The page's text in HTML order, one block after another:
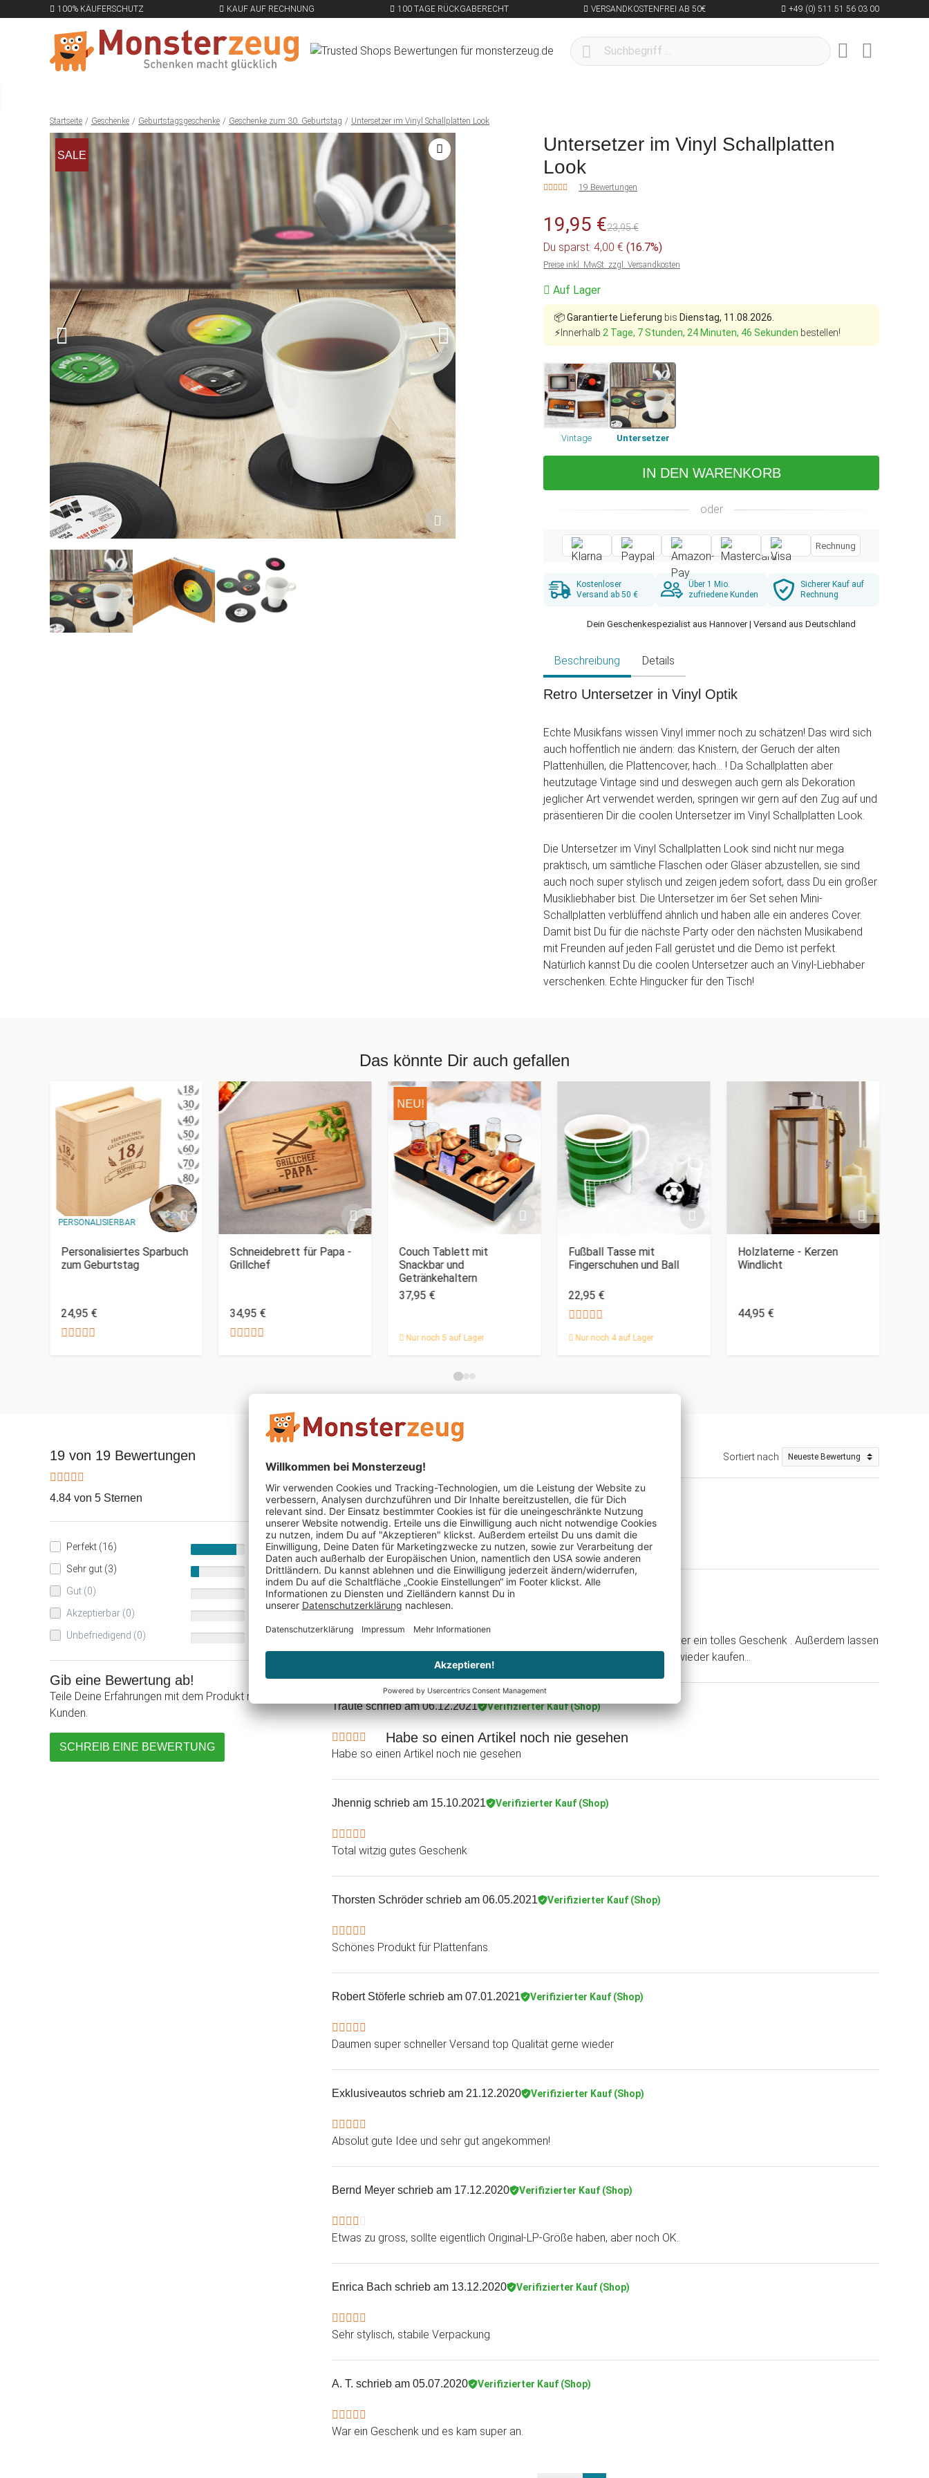
100% KÄUFERSCHUTZ KAUF AUF RECHNUNG 100 TAGE RÜCKGABERECHT VERSANDKOSTENFREI AB 50€ +49 (0) 511 51 56 03 00
Startseite Geschenke Geburtstagsgeschenke Geschenke zum 30. Geburtstag Untersetzer im Vinyl Schallplatten Look
SALE
Untersetzer im Vinyl Schallplatten
Look
19 Bewertungen
19,95 €23,95 €
Du sparst: 4,00 € (16.7%)
Preise inkl. MwSt. zzgl. Versandkosten
Auf Lager
📦Garantierte Lieferung bis Dienstag, 11.08.2026.
⚡Innerhalb 2 Tage, 7 Stunden, 24 Minuten, 45 Sekunden bestellen!
Vintage Untersetzer
IN DEN WARENKORB
oder
Rechnung
Kostenloser
Versand ab 50 €
Über 1 Mio.
zufriedene Kunden
Sicherer Kauf auf
Rechnung
Dein Geschenkespezialist aus Hannover | Versand aus Deutschland
Beschreibung Details
Retro Untersetzer in Vinyl Optik
Echte Musikfans wissen Vinyl immer noch zu schätzen! Das wird sich
auch hoffentlich nie ändern: das Knistern, der Geruch der alten
Plattenhüllen, die Plattencover, hach... ! Da Schallplatten aber
heutzutage Vintage sind und deswegen auch gern als Dekoration
jeglicher Art verwendet werden, springen wir gern auf den Zug auf und
präsentieren Dir die coolen Untersetzer im Vinyl Schallplatten Look.
Die Untersetzer im Vinyl Schallplatten Look sind nicht nur mega
praktisch, um sämtliche Flaschen oder Gläser abzustellen, sie sind
auch noch super stylisch und zeigen jedem sofort, dass Du ein großer
Musikliebhaber bist. Die Untersetzer im 6er Set sehen Mini-
Schallplatten verblüffend ähnlich und haben alle ein anderes Cover.
Damit bist Du für die nächste Party oder den nächsten Musikabend
mit Freunden auf jeden Fall gerüstet und die Demo ist perfekt.
Natürlich kannst Du die coolen Untersetzer auch an Vinyl-Liebhaber
verschenken. Echte Hingucker für den Tisch!
Das könnte Dir auch gefallen
PERSONALISIERBAR
Personalisiertes Sparbuch
zum Geburtstag
24,95 €
Schneidebrett für Papa -
Grillchef
34,95 €
NEU!
Couch Tablett mit
Snackbar und
Getränkehaltern
37,95 €
Nur noch 5 auf Lager
Fußball Tasse mit
Fingerschuhen und Ball
22,95 €
Nur noch 4 auf Lager
Holzlaterne - Kerzen
Windlicht
44,95 €
19 von 19 Bewertungen
4.84 von 5 Sternen
Perfekt (16)
84%
Sehr gut (3)
16%
Gut (0)
0%
Akzeptierbar (0)
Unbefriedigend (0)
Gib eine Bewertung ab!
Teile Deine Erfahrungen mit dem Produkt mit anderen
Kunden.
SCHREIB EINE BEWERTUNG
Sortiert nach
Ufelbingerschrieb am 07.12.2022 Verifizierter Kauf (Shop)
Wie beschrieben- sehr ansprechend
Tenbrinkm schrieb am 13.01.2022 Verifizierter Kauf (Shop)
Sehen wirklich aus wie…
Sehen wirklich aus wie Mini-Schallplatten und sind für einen Plattensammler ein tolles Geschenk . Außerdem lassen
sie sich gut sauberhalten, da man sie feucht abwischen kann. Würde ich wieder kaufen...
Trauteschrieb am 06.12.2021 Verifizierter Kauf (Shop)
Habe so einen Artikel noch nie gesehen
Habe so einen Artikel noch nie gesehen
Jhennig schrieb am 15.10.2021 Verifizierter Kauf (Shop)
Total witzig gutes Geschenk
Thorsten Schröder schrieb am 06.05.2021 Verifizierter Kauf (Shop)
Schönes Produkt für Plattenfans.
Robert Stöferle schrieb am 07.01.2021 Verifizierter Kauf (Shop)
Daumen super schneller Versand top Qualität gerne wieder
Exklusiveautos schrieb am 21.12.2020 Verifizierter Kauf (Shop)
Absolut gute Idee und sehr gut angekommen!
Bernd Meyer schrieb am 17.12.2020 Verifizierter Kauf (Shop)
Etwas zu gross, sollte eigentlich Original-LP-Größe haben, aber noch OK.
Enrica Bach schrieb am 13.12.2020 Verifizierter Kauf (Shop)
Sehr stylisch, stabile Verpackung
A. T. schrieb am 05.07.2020 Verifizierter Kauf (Shop)
War ein Geschenk und es kam super an.